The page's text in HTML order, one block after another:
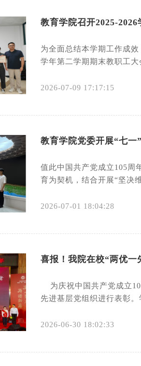
教育学院召开2025-
为全面总结本学期工作成
学年第二学期期末教职工
2026-07-09 17:17:15
教育学院党委开展“七一
值此中国共产党成立105周
育为契机，结合开展“坚决
2026-07-01 18:04:28
喜报！我院在校“两优一
为庆祝中国共产党成立
先进基层党组织进行表彰
2026-06-30 18:02:33